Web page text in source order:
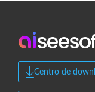
Centro de